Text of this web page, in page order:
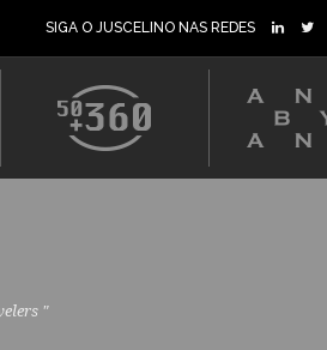
SIGA O JUSCELINO NAS REDES
"